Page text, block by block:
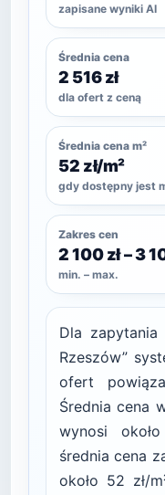
zapisane wyniki AI
Średnia cena
2 516 zł
dla ofert z ceną
Średnia cena m²
52 zł/m²
gdy dostępny jest
Zakres cen
2 100 zł – 3
min. – max.
Dla
Rzeszów”
ofert
Średnia cena
wynosi
średnia cena
około 52 zł/